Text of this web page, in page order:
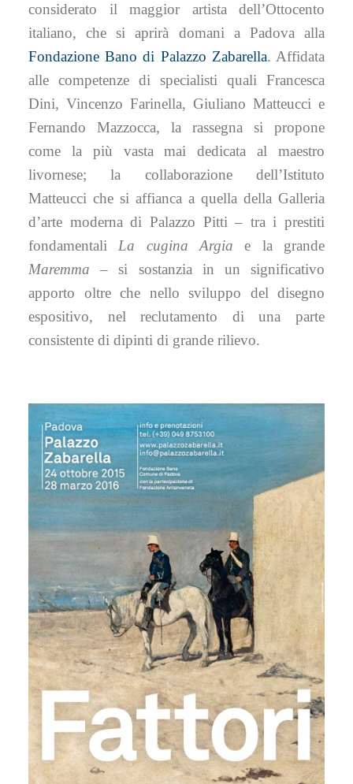
considerato il maggior artista dell’Ottocento
italiano, che si aprirà domani a Padova alla
Fondazione Bano di Palazzo Zabarella. Affidata
alle competenze di specialisti quali Francesca
Dini, Vincenzo Farinella, Giuliano Matteucci e
Fernando Mazzocca, la rassegna si propone
come la più vasta mai dedicata al maestro
livornese; la collaborazione dell’Istituto
Matteucci che si affianca a quella della Galleria
d’arte moderna di Palazzo Pitti – tra i prestiti
fondamentali La cugina Argia e la grande
Maremma – si sostanzia in un significativo
apporto oltre che nello sviluppo del disegno
espositivo, nel reclutamento di una parte
consistente di dipinti di grande rilievo.